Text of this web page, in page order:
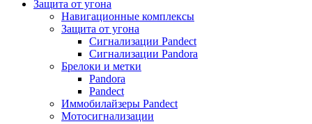
Защита от угона
Навигационные комплексы
Защита от угона
Сигнализации Pandect
Сигнализации Pandora
Брелоки и метки
Pandora
Pandect
Иммобилайзеры Pandect
Мотосигнализации